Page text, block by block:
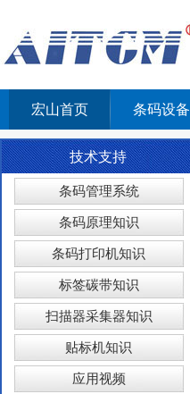
宏山首页 条码设备
技术支持
条码管理系统
条码原理知识
条码打印机知识
标签碳带知识
扫描器采集器知识
贴标机知识
应用视频